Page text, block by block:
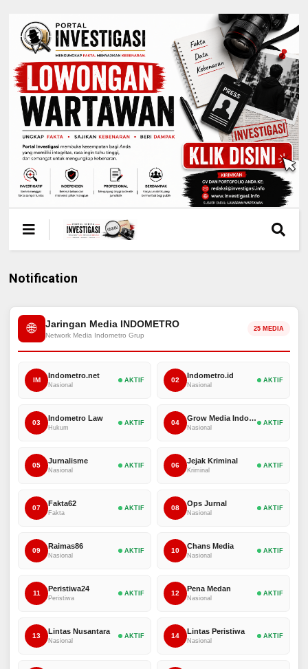
Notification
🌐 Jaringan Media INDOMETRO
Network Media Indometro Grup
25 MEDIA
IM
Indometro.net
Nasional
AKTIF 02
Indometro.id
Nasional
AKTIF
03
Indometro Law
Hukum
AKTIF 04
Grow Media Indonesia
Nasional
AKTIF
05
Jurnalisme
Nasional
AKTIF 06
Jejak Kriminal
Kriminal
AKTIF
07
Fakta62
Fakta
AKTIF 08
Ops Jurnal
Nasional
AKTIF
09
Raimas86
Nasional
AKTIF 10
Chans Media
Nasional
AKTIF
11
Peristiwa24
Peristiwa
AKTIF 12
Pena Medan
Nasional
AKTIF
13
Lintas Nusantara
Nasional
AKTIF 14
Lintas Peristiwa
Nasional
AKTIF